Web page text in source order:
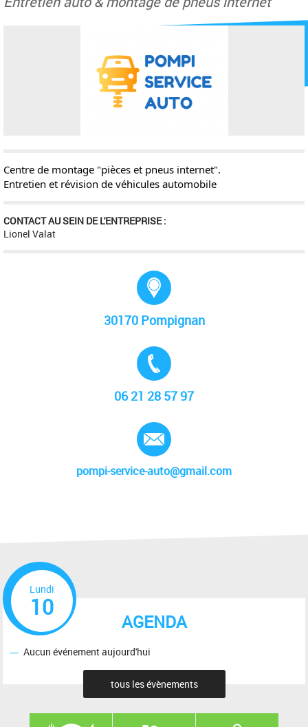
Centre de montage "pièces et pneus internet".
Entretien et révision de véhicules automobile
CONTACT AU SEIN DE L'ENTREPRISE :
Lionel Valat
30170 Pompignan
06 21 28 57 97
pompi-service-auto@gmail.com
AGENDA
Lundi
10
Aucun événement aujourd'hui
tous les évènements